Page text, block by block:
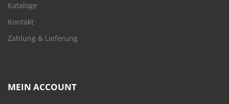
Kataloge
Kontakt
Zahlung & Lieferung
MEIN ACCOUNT